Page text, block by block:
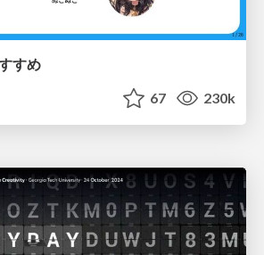
すめ
67 230k